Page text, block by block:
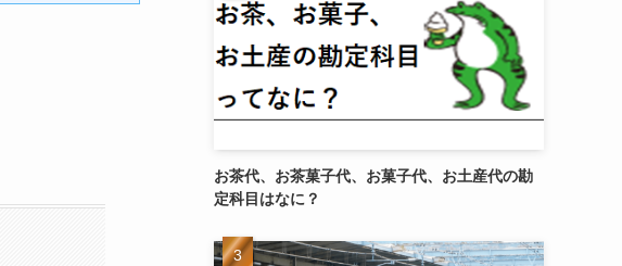
お茶代、お茶菓子代、お菓子代、お土産代の勘
定科目はなに？